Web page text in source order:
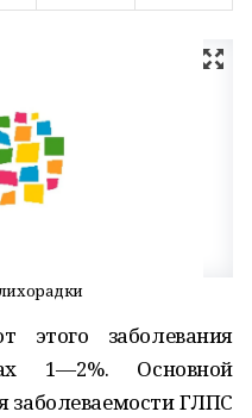
этого заболевания
1—2%. Основной
заболеваемости ГЛПС